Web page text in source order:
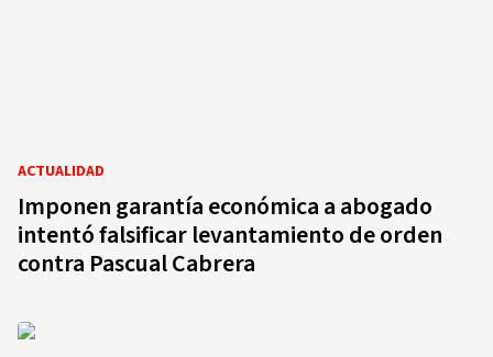
ACTUALIDAD
Imponen garantía económica a abogado
intentó falsificar levantamiento de orden
contra Pascual Cabrera